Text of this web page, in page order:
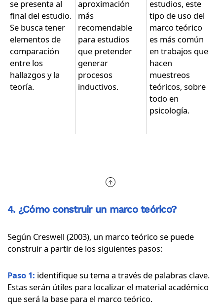
se presenta al
final del estudio.
Se busca tener
elementos de
comparación
entre los
hallazgos y la
teoría.
aproximación
más
recomendable
para estudios
que pretender
generar
procesos
inductivos.
estudios, este
tipo de uso del
marco teórico
es más común
en trabajos que
hacen
muestreos
teóricos, sobre
todo en
psicología.
4. ¿Cómo construir un marco teórico?
Según Creswell (2003), un marco teórico se puede
construir a partir de los siguientes pasos:
Paso 1: identifique su tema a través de palabras clave.
Estas serán útiles para localizar el material académico
que será la base para el marco teórico.